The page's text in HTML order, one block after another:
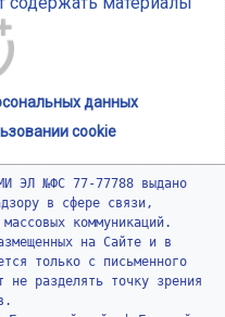
данных
cookie
ЭЛ №ФС 77-77788 выдано
в сфере связи,
коммуникаций.
на Сайте и в
только с письменного
не разделять точку зрения